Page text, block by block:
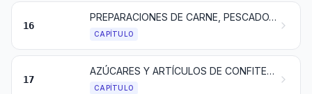
16
PREPARACIONES DE CARNE, PESCADO, CRUSTÁCEOS, MOLUSCOS O DEMÁS INVERTEBRADOS ACUÁTICOS, O DE INSECTOS
CAPÍTULO
17
AZÚCARES Y ARTÍCULOS DE CONFITERÍA
CAPÍTULO